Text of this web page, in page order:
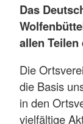
Das
allen
Die
die Basis
in den
vielfältige